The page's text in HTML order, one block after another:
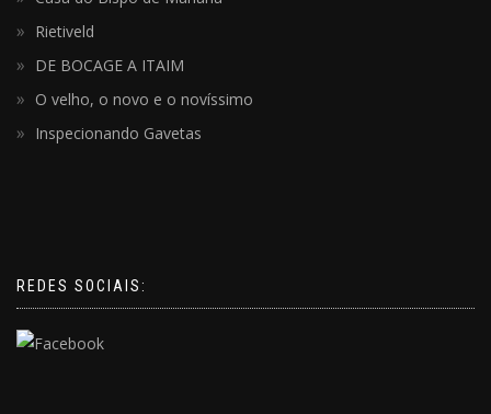
Rietiveld
DE BOCAGE A ITAIM
O velho, o novo e o novíssimo
Inspecionando Gavetas
REDES SOCIAIS: